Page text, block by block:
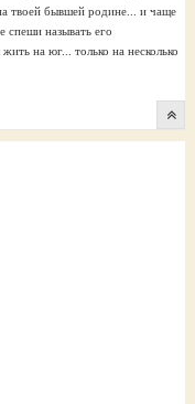
твоей бывшей родине... и чаще
спеши называть его
на юг... только на несколько